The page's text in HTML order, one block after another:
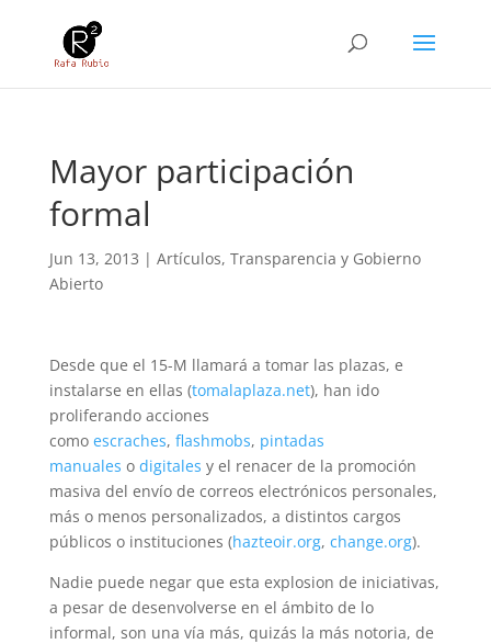
Mayor participación
formal
Jun 13, 2013 | Artículos, Transparencia y Gobierno
Abierto
Desde que el 15-M llamará a tomar las plazas, e
instalarse en ellas (tomalaplaza.net), han ido
proliferando acciones
como escraches, flashmobs, pintadas
manuales o digitales y el renacer de la promoción
masiva del envío de correos electrónicos personales,
más o menos personalizados, a distintos cargos
públicos o instituciones (hazteoir.org, change.org).
Nadie puede negar que esta explosion de iniciativas,
a pesar de desenvolverse en el ámbito de lo
informal, son una vía más, quizás la más notoria, de